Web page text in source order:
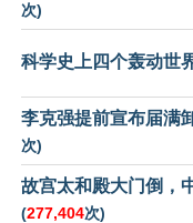
次)
科学史上四个轰动世
李克强提前宣布届满
次)
故宫太和殿大门倒，
(277,404次)